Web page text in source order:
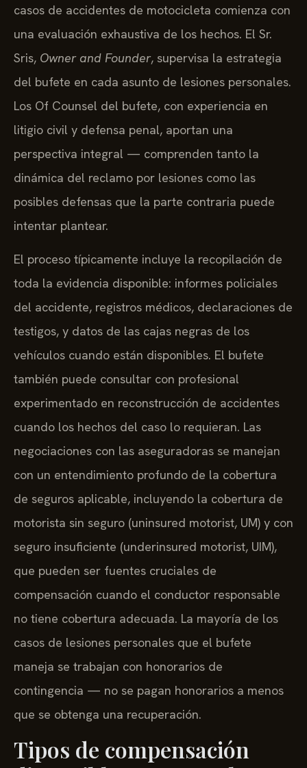
casos de accidentes de motocicleta comienza con
una evaluación exhaustiva de los hechos. El Sr.
Sris, Owner and Founder, supervisa la estrategia
del bufete en cada asunto de lesiones personales.
Los Of Counsel del bufete, con experiencia en
litigio civil y defensa penal, aportan una
perspectiva integral — comprenden tanto la
dinámica del reclamo por lesiones como las
posibles defensas que la parte contraria puede
intentar plantear.
El proceso típicamente incluye la recopilación de
toda la evidencia disponible: informes policiales
del accidente, registros médicos, declaraciones de
testigos, y datos de las cajas negras de los
vehículos cuando están disponibles. El bufete
también puede consultar con profesional
experimentado en reconstrucción de accidentes
cuando los hechos del caso lo requieran. Las
negociaciones con las aseguradoras se manejan
con un entendimiento profundo de la cobertura
de seguros aplicable, incluyendo la cobertura de
motorista sin seguro (uninsured motorist, UM) y con
seguro insuficiente (underinsured motorist, UIM),
que pueden ser fuentes cruciales de
compensación cuando el conductor responsable
no tiene cobertura adecuada. La mayoría de los
casos de lesiones personales que el bufete
maneja se trabajan con honorarios de
contingencia — no se pagan honorarios a menos
que se obtenga una recuperación.
Tipos de compensación